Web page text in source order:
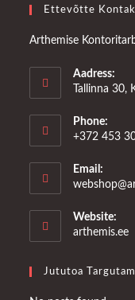
Ettevõtte
Arthemise
Aadress:
Tallinna 30,
Phone:
+372 453
Email:
Website:
arthemis.ee
Jututoa